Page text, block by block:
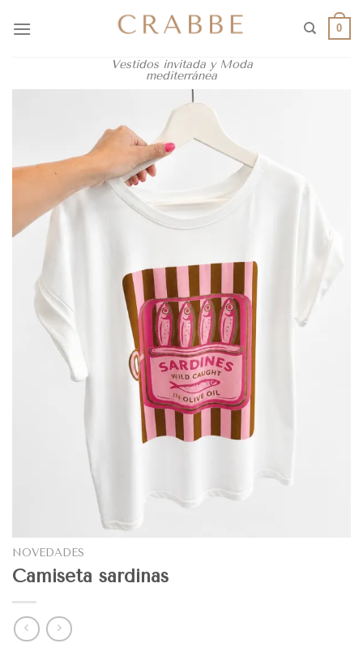
Vestidos invitada y Moda
mediterránea
0
NOVEDADES
Camiseta sardinas